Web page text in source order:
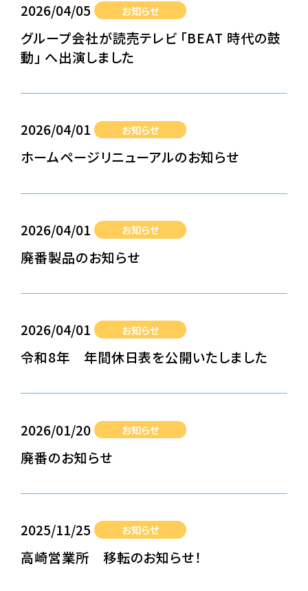
2026/04/05 お知らせ
グループ会社が読売テレビ 「BEAT 時代の鼓
動」 へ出演しました
2026/04/01 お知らせ
ホームページリニューアルのお知らせ
2026/04/01 お知らせ
廃番製品のお知らせ
2026/04/01 お知らせ
令和8年 年間休日表を公開いたしました
2026/01/20 お知らせ
廃番のお知らせ
2025/11/25 お知らせ
高崎営業所 移転のお知らせ！